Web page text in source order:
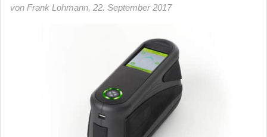
von Frank Lohmann, 22. September 2017